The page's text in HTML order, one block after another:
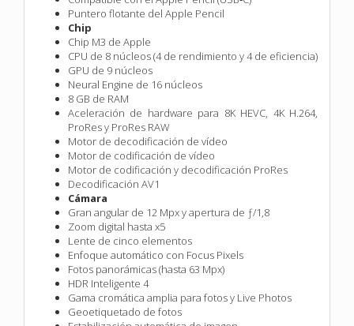
Puntero flotante del Apple Pencil
Chip
Chip M3 de Apple
CPU de 8 núcleos (4 de rendimiento y 4 de eficiencia)
GPU de 9 núcleos
Neural Engine de 16 núcleos
8 GB de RAM
Aceleración de hardware para 8K HEVC, 4K H.264,
ProRes y ProRes RAW
Motor de decodificación de vídeo
Motor de codificación de vídeo
Motor de codificación y decodificación ProRes
Decodificación AV1
Cámara
Gran angular de 12 Mpx y apertura de ƒ/1,8
Zoom digital hasta x5
Lente de cinco elementos
Enfoque automático con Focus Pixels
Fotos panorámicas (hasta 63 Mpx)
HDR Inteligente 4
Gama cromática amplia para fotos y Live Photos
Geoetiquetado de fotos